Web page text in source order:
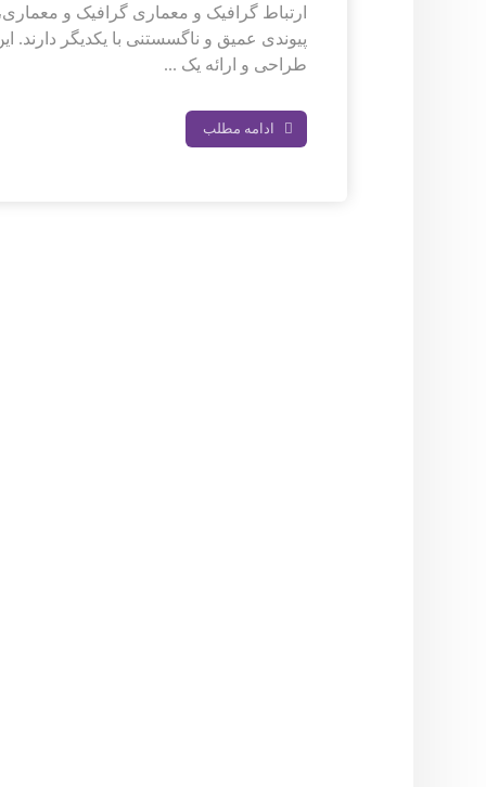
ارتباط گرافیک و معماری گرافیک و
پیوندی عمیق و ناگسستنی با یکدیگر دارند.
طراحی و ارائه یک ...
ادامه مطلب